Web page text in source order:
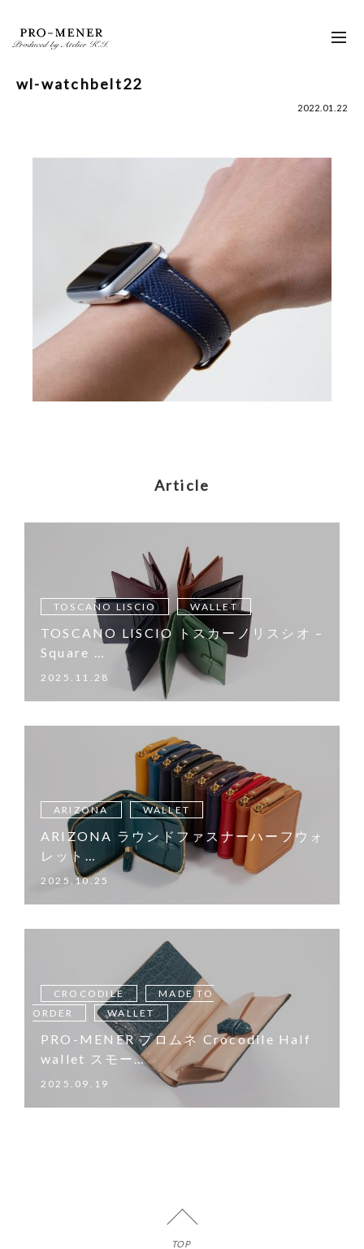
content
wl-watchbelt22
2022.01.22
Article
TOSCANO LISCIO WALLET
TOSCANO LISCIO トスカーノリスシオ –
Square …
2025.11.28
ARIZONA WALLET
ARIZONA ラウンドファスナーハーフウォ
レット…
2025.10.25
CROCODILE
MADE TO
ORDER
WALLET
PRO-MENER プロムネ Crocodile Half
wallet スモー…
2025.09.19
TOP